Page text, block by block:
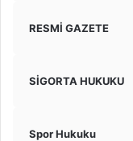
RESMİ GAZETE
SİGORTA HUKUKU
Spor Hukuku